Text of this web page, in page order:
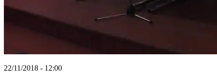
22/11/2018 - 12:00